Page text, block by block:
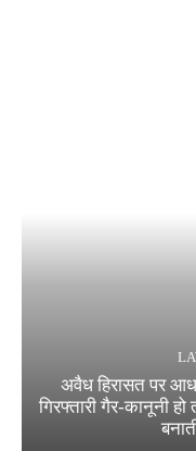
अवैध हिरासत पर
गिरफ्तारी गैर-कानूनी